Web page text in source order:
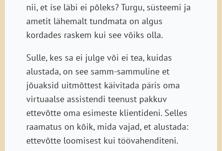
nii, et ise läbi ei põleks? Turgu, süsteemi ja
ametit lähemalt tundmata on algus
kordades raskem kui see võiks olla.
Sulle, kes sa ei julge või ei tea, kuidas
alustada, on see samm-sammuline et
jõuaksid uitmõttest käivitada päris oma
virtuaalse assistendi teenust pakkuv
ettevõtte oma esimeste klientideni. Selles
raamatus on kõik, mida vajad, et alustada:
ettevõtte loomisest kui töövahenditeni.